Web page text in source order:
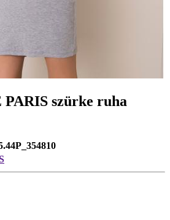
szürke ruha